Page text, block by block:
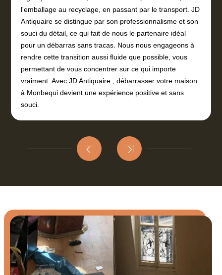
l'emballage au recyclage, en passant par le transport. JD
Antiquaire se distingue par son professionnalisme et son
souci du détail, ce qui fait de nous le partenaire idéal
pour un débarras sans tracas. Nous nous engageons à
rendre cette transition aussi fluide que possible, vous
permettant de vous concentrer sur ce qui importe
vraiment. Avec JD Antiquaire , débarrasser votre maison
à Monbequi devient une expérience positive et sans
souci.